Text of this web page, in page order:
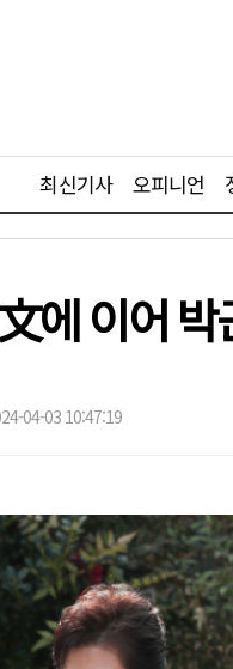
최신기사 오피니언
에 이어
04-03 10:47:19